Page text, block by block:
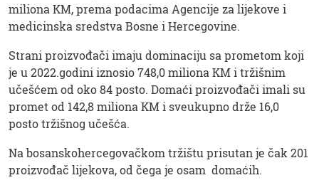
miliona KM, prema podacima Agencije za lijekove i
medicinska sredstva Bosne i Hercegovine.
Strani proizvođači imaju dominaciju sa prometom koji
je u 2022.godini iznosio 748,0 miliona KM i tržišnim
učešćem od oko 84 posto. Domaći proizvođači imali su
promet od 142,8 miliona KM i sveukupno drže 16,0
posto tržišnog učešća.
Na bosanskohercegovačkom tržištu prisutan je čak 201
proizvođač lijekova, od čega je osam domaćih.